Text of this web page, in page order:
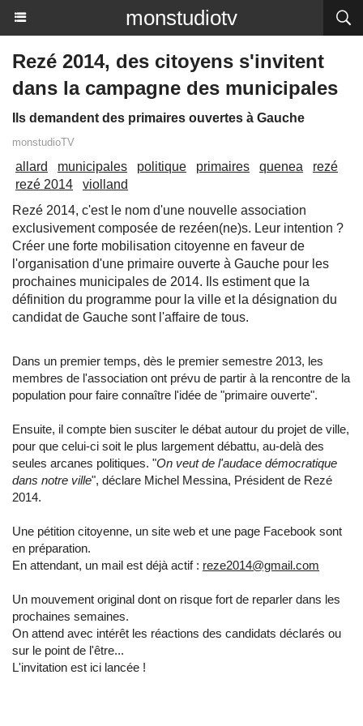
monstudiotv
Rezé 2014, des citoyens s'invitent
dans la campagne des municipales
Ils demandent des primaires ouvertes à Gauche
monstudioTV
allard municipales politique primaires quenea
rezé
rezé 2014
violland
Rezé 2014, c'est le nom d'une nouvelle association
exclusivement composée de rezéen(ne)s. Leur intention ?
Créer une forte mobilisation citoyenne en faveur de
l'organisation d'une primaire ouverte à Gauche pour les
prochaines municipales de 2014. Ils estiment que la
définition du programme pour la ville et la désignation du
candidat de Gauche sont l'affaire de tous.
Dans un premier temps, dès le premier semestre 2013, les
membres de l'association ont prévu de partir à la rencontre de la
population pour faire connaître l'idée de "primaire ouverte".
Ensuite, il compte bien susciter le débat autour du projet de ville,
pour que celui-ci soit le plus largement débattu, au-delà des
seules arcanes politiques. "On veut de l'audace démocratique
dans notre ville", déclare Michel Messina, Président de Rezé
2014.
Une pétition citoyenne, un site web et une page Facebook sont
en préparation.
En attendant, un mail est déjà actif : reze2014@gmail.com
Un mouvement original dont on risque fort de reparler dans les
prochaines semaines.
On attend avec intérêt les réactions des candidats déclarés ou
sur le point de l'être...
L'invitation est ici lancée !